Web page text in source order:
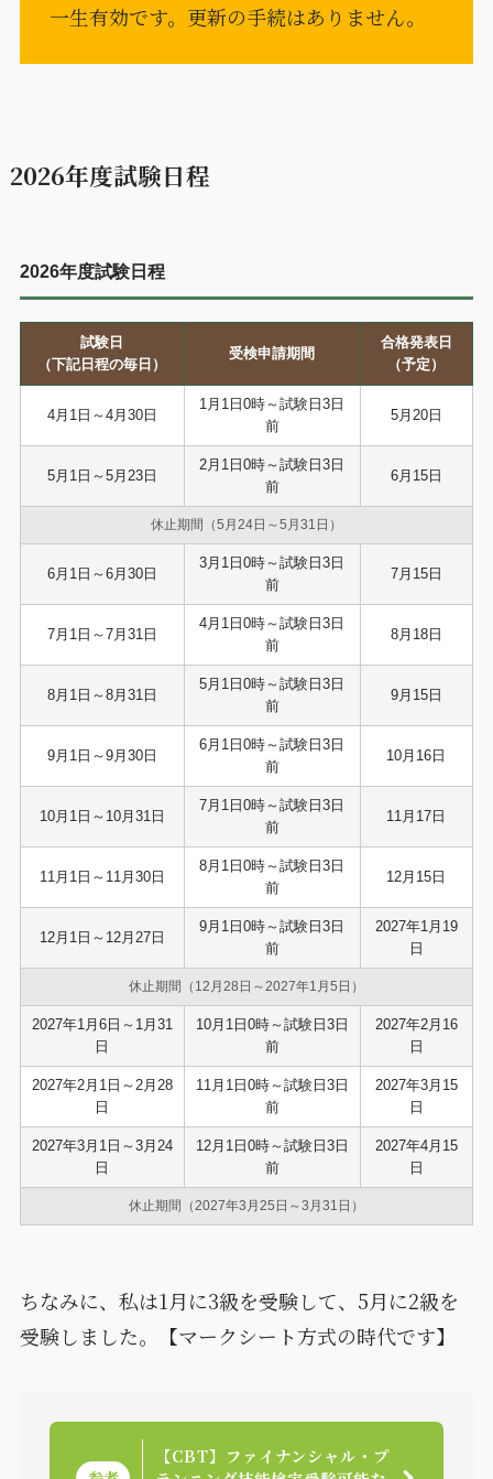
一生有効です。更新の手続はありません。
2026年度試験日程
2026年度試験日程
試験日
（下記日程の毎日）
受検申請期間
合格発表日
（予定）
4月1日～4月30日
1月1日0時～試験日3日
前
5月20日
5月1日～5月23日
2月1日0時～試験日3日
前
6月15日
休止期間（5月24日～5月31日）
6月1日～6月30日
3月1日0時～試験日3日
前
7月15日
7月1日～7月31日
4月1日0時～試験日3日
前
8月18日
8月1日～8月31日
5月1日0時～試験日3日
前
9月15日
9月1日～9月30日
6月1日0時～試験日3日
前
10月16日
10月1日～10月31日
7月1日0時～試験日3日
前
11月17日
11月1日～11月30日
8月1日0時～試験日3日
前
12月15日
12月1日～12月27日
9月1日0時～試験日3日
前
2027年1月19
日
休止期間（12月28日～2027年1月5日）
2027年1月6日～1月31
日
10月1日0時～試験日3日
前
2027年2月16
日
2027年2月1日～2月28
日
11月1日0時～試験日3日
前
2027年3月15
日
2027年3月1日～3月24
日
12月1日0時～試験日3日
前
2027年4月15
日
休止期間（2027年3月25日～3月31日）
ちなみに、私は1月に3級を受験して、5月に2級を
受験しました。【マークシート方式の時代です】
【CBT】ファイナンシャル・プ